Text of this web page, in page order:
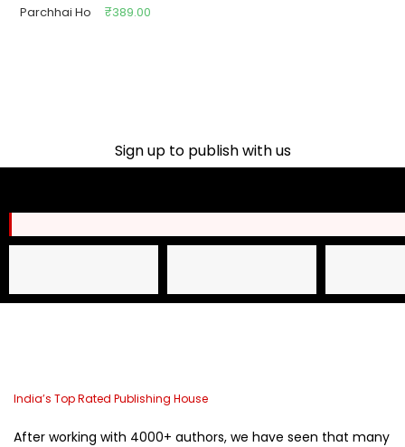
₹389.00
Sign up to publish with us​
India’s Top Rated Publishing House
After working with 4000+ authors, we have seen that many